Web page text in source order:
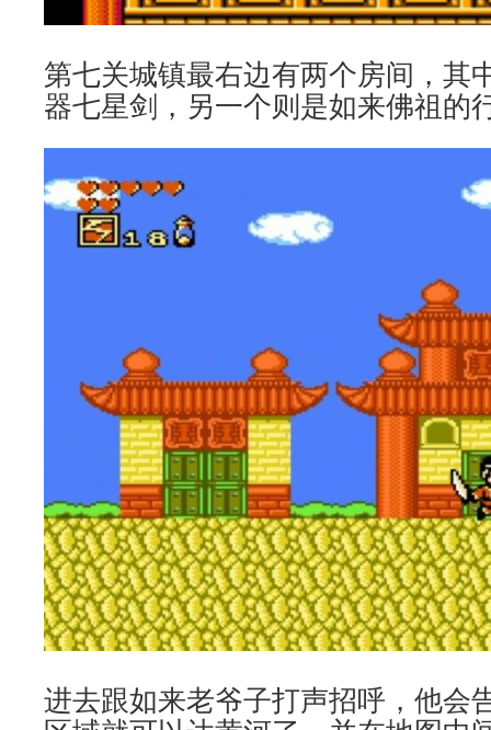
第七关城镇最右边有两个房间，其
器七星剑，另一个则是如来佛祖的
进去跟如来老爷子打声招呼，他会